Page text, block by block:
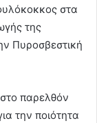
στα
της
Πυροσβεστική
παρελθόν
την ποιότητα